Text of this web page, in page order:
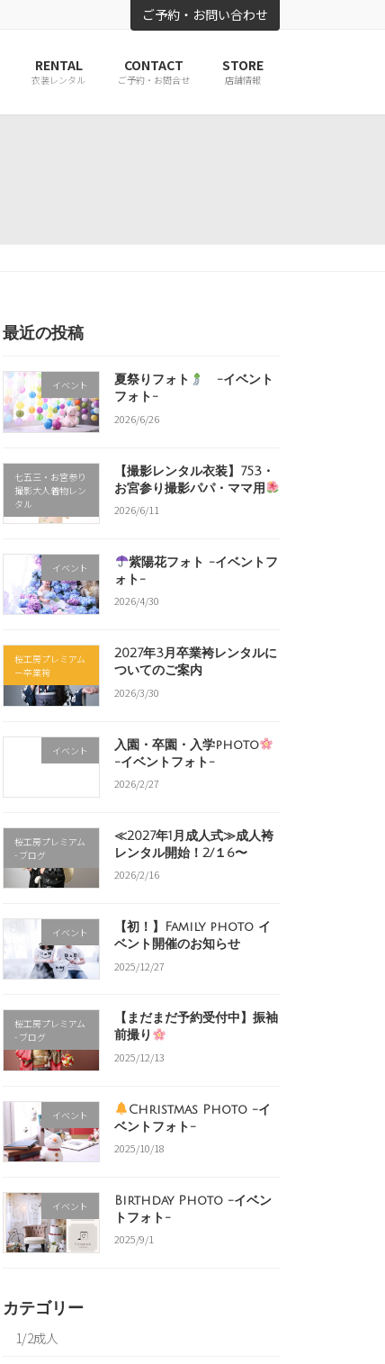
ご予約・お問い合わせ
RENTAL
衣装レンタル
CONTACT
ご予約・お問合せ
STORE
店舗情報
最近の投稿
イベント 夏祭りフォト
-イベント
フォト-
2026/6/26
七五三・お宮参り
撮影大人着物レン
タル
【撮影レンタル衣装】753・
お宮参り撮影パパ・ママ用
2026/6/11
イベント
紫陽花フォト -イベントフ
ォト-
2026/4/30
桜工房プレミアム
－卒業袴
2027年3月卒業袴レンタルに
ついてのご案内
2026/3/30
イベント
入園・卒園・入学photo
-イベントフォト-
2026/2/27
桜工房プレミアム
- ブログ
≪2027年1月成人式≫成人袴
レンタル開始！2/１6〜
2026/2/16
イベント
【初！】Family photo イ
ベント開催のお知らせ
2025/12/27
桜工房プレミアム
- ブログ
【まだまだ予約受付中】振袖
前撮り
2025/12/13
イベント
Christmas Photo -イ
ベントフォト-
2025/10/18
イベント
Birthday Photo -イベン
トフォト-
2025/9/1
カテゴリー
1/2成人